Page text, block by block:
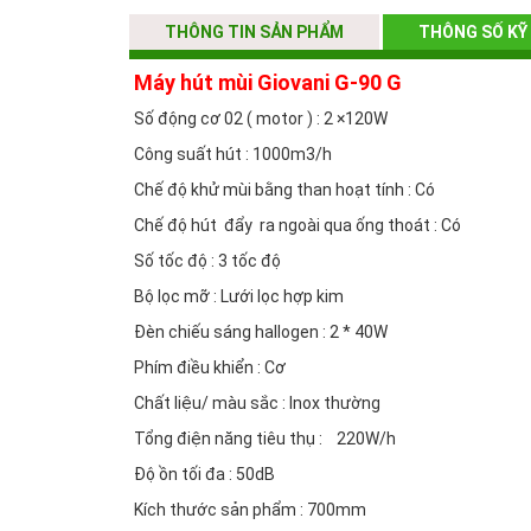
Máy hút mùi Giovani G 90G với chế độ điều khiển
sao cho phù hợp với nhu cầu của mình.
Không chỉ tiện lợi, may hut mui Giovani G 90G còn
phím điều khiển được bố trí cân đối mang lại cho
Chính bởi các tính năng ưu việt - chất lượng tốt sản
giá tốt nhất trên thị trường.
THÔNG TIN SẢN PHẨM THÔNG SỐ
Máy hút mùi Giovani G-90 G
Số động cơ 02 ( motor ) : 2 ×120W
Công suất hút : 1000m3/h
Chế độ khử mùi bằng than hoạt tính : Có
Chế độ hút đẩy ra ngoài qua ống thoát : Có
Số tốc độ : 3 tốc độ
Bộ lọc mỡ : Lưới lọc hợp kim
Đèn chiếu sáng hallogen : 2 * 40W
Phím điều khiển : Cơ
Chất liệu/ màu sắc : Inox thường
Tổng điện năng tiêu thụ : 220W/h
Độ ồn tối đa : 50dB
Kích thước sản phẩm : 700mm